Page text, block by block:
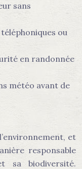
sans
ou
en randonnée
météo avant de
et
responsable
sa biodiversité.